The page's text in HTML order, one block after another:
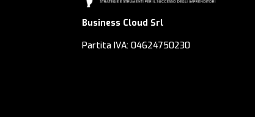
Business Cloud Srl
Partita IVA: 04624750230